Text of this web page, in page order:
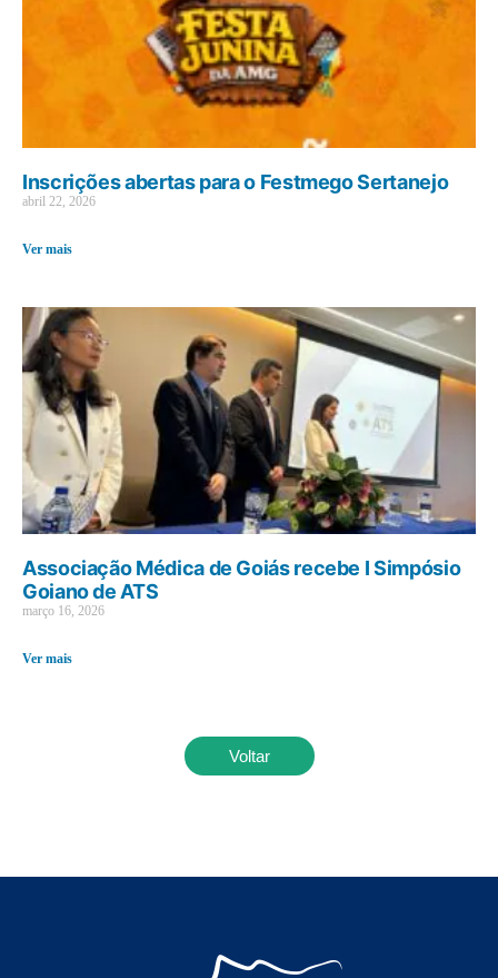
Inscrições abertas para o Festmego Sertanejo
abril 22, 2026
Ver mais
Associação Médica de Goiás recebe I Simpósio
Goiano de ATS
março 16, 2026
Ver mais
Voltar